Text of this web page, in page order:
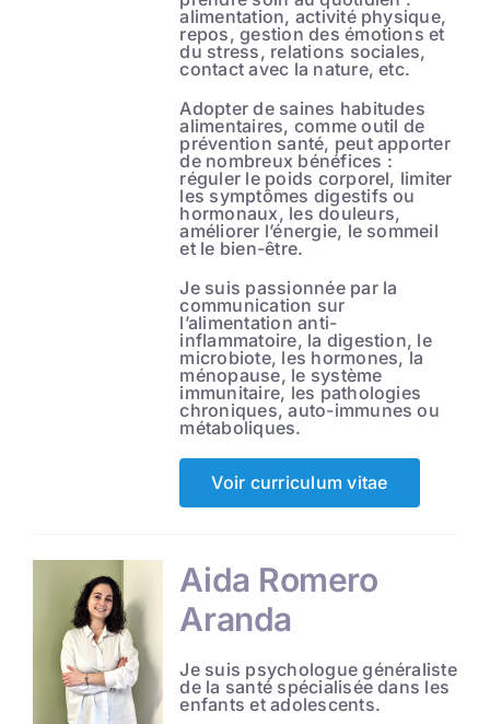
alimentation, activité physique,
repos, gestion des émotions et
du stress, relations sociales,
contact avec la nature, etc.
Adopter de saines habitudes
alimentaires, comme outil de
prévention santé, peut apporter
de nombreux bénéfices :
réguler le poids corporel, limiter
les symptômes digestifs ou
hormonaux, les douleurs,
améliorer l’énergie, le sommeil
et le bien-être.
Je suis passionnée par la
communication sur
l’alimentation anti-
inflammatoire, la digestion, le
microbiote, les hormones, la
ménopause, le système
immunitaire, les pathologies
chroniques, auto-immunes ou
métaboliques.
Voir curriculum vitae
Aida Romero
Aranda
Je suis psychologue généraliste
de la santé spécialisée dans les
enfants et adolescents.